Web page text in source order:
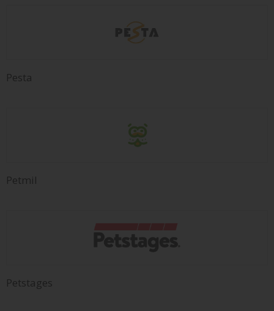
Pesta
Petmil
Petstages